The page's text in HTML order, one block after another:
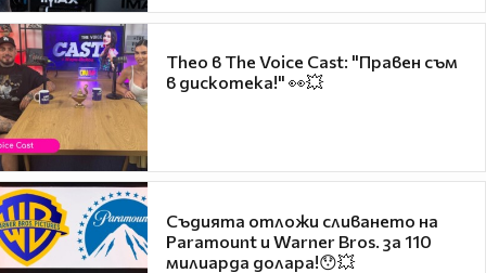
Theo в The Voice Cast: "Правен съм
в дискотека!" 👀💥
Съдията отложи сливането на
Paramount и Warner Bros. за 110
милиарда долара!😯💥